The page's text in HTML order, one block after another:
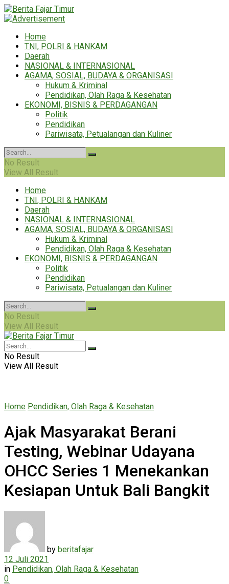
Home
TNI, POLRI & HANKAM
Daerah
NASIONAL & INTERNASIONAL
AGAMA, SOSIAL, BUDAYA & ORGANISASI
Hukum & Kriminal
Pendidikan, Olah Raga & Kesehatan
EKONOMI, BISNIS & PERDAGANGAN
Politik
Pendidikan
Pariwisata, Petualangan dan Kuliner
No Result
View All Result
Home
TNI, POLRI & HANKAM
Daerah
NASIONAL & INTERNASIONAL
AGAMA, SOSIAL, BUDAYA & ORGANISASI
Hukum & Kriminal
Pendidikan, Olah Raga & Kesehatan
EKONOMI, BISNIS & PERDAGANGAN
Politik
Pendidikan
Pariwisata, Petualangan dan Kuliner
No Result
View All Result
No Result
View All Result
Home Pendidikan, Olah Raga & Kesehatan
Ajak Masyarakat Berani
Testing, Webinar Udayana
OHCC Series 1 Menekankan
Kesiapan Untuk Bali Bangkit
by beritafajar
12 Juli 2021
in Pendidikan, Olah Raga & Kesehatan
0